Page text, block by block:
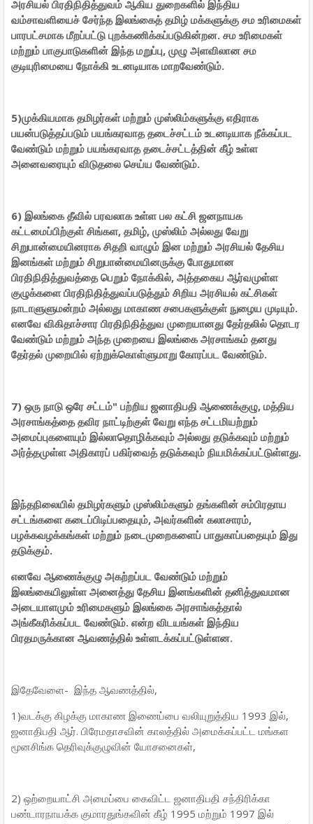
அரசியல் பிரதிநிதித்துவம் ஆகிய துறைகளில் இந்திய
வம்சாவளியைச் சேர்ந்த இலங்கைத் தமிழ் மக்களுக்கு சம உரிமைகள்
பாரபட்சமாக மீறப்பட்டு புறக்கணிக்கப்படுகின்றன. சம உரிமைகள்
மற்றும் பாகுபாடுகளின் இந்த மறுப்பு, முழு அளவிலான சம
குடியுரிமையை நோக்கி உடனடியாக மாறவேண்டும்.
5)முக்கியமாக தமிழர்கள் மற்றும் முஸ்லிம்களுக்கு எதிராக
பயன்படுத்தப்படும் பயங்கரவாத தடைச்சட்டம் உடனடியாக நீக்கப்பட
வேண்டும் மற்றும் பயங்கரவாத தடைச்சட்டத்தின் கீழ் உள்ள
அனைவரையும் விடுதலை செய்ய வேண்டும்.
6) இலங்கை தீவில் பரவலாக உள்ள பல கட்சி ஜனநாயக
கட்டமைப்பிற்குள் சிங்கள, தமிழ், முஸ்லிம் அல்லது வேறு
சிறுபான்மையினராக சிதறி வாழும் இன மற்றும் அரசியல் தேசிய
இனங்கள் மற்றும் சிறுபான்மையினருக்கு போதுமான
பிரதிநிதித்துவத்தை பெறும் நோக்கில், அத்தகைய ஆர்வமுள்ள
குழுக்களை பிரதிநிதித்துவப்படுத்தும் சிறிய அரசியல் கட்சிகள்
நாடாளுளுமன்றம் அல்லது மாகாண சபைகளுக்குள் நுழைய முடியும்.
எனவே விகிதாச்சார பிரதிநிதித்துவ முறையானது தேர்தலில் தொடர
வேண்டும் மற்றும் அந்த முறையை இலங்கை அரசாங்கம் தனது
தேர்தல் முறையில் ஏற்றுக்கொள்ளுமாறு கோரப்பட வேண்டும்.
7) ஒரு நாடு ஒரே சட்டம்" பற்றிய ஜனாதிபதி ஆணைக்குழு, மத்திய
அரசாங்கத்தை தவிர நாட்டிற்குள் வேறு எந்த சட்டமியற்றும்
அமைப்புகளையும் இல்லாதொழிக்கவும் அல்லது தடுக்கவும் மற்றும்
அர்த்தமுள்ள அதிகாரப் பகிர்வைத் தடுக்கவும் நியமிக்கப்பட்டுள்ளது.
இந்தநிலையில் தமிழர்களும் முஸ்லிம்களும் தங்களின் சம்பிரதாய
சட்டங்களை கடைப்பிடிப்பதையும், அவர்களின் கலாசாரம்,
பழக்கவழக்கங்கள் மற்றும் நடைமுறைகளைப் பாதுகாப்பதையும் இது
தடுக்கும்.
எனவே ஆணைக்குழு அகற்றப்பட வேண்டும் மற்றும்
இலங்கையிலுள்ள அனைத்து தேசிய இனங்களின் தனித்துவமான
அடையாளமும் உரிமைகளும் இலங்கை அரசாங்கத்தால்
அங்கீகரிக்கப்பட வேண்டும். என்ற விடயங்கள் இந்திய
பிரதமருக்கான ஆவணத்தில் உள்ளடக்கப்பட்டுள்ளன.
இதேவேளை- இந்த ஆவணத்தில்,
1)வடக்கு கிழக்கு மாகாண இணைப்பை வலியுறுத்திய 1993 இல்,
ஜனாதிபதி ஆர். பிரேமதாசவின் காலத்தில் அமைக்கப்பட்ட மங்கள
மூனசிங்க தெரிவுக்குழுவின் யோசனைகள்,
2) ஒற்றையாட்சி அமைப்பை கைவிட்ட ஜனாதிபதி சந்திரிக்கா
பண்டாரநாயக்க குமாரதுங்கவின் கீழ் 1995 மற்றும் 1997 இல்